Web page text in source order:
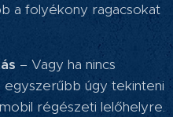
a folyékony ragacsokat
– Vagy ha nincs
egyszerűbb úgy tekinteni
régészeti lelőhelyre.